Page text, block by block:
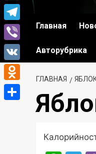
Главная
Авторубрика
ГЛАВНАЯ
WhatsApp
Telegram
Viber
VK
Odnoklassniki
Отправить